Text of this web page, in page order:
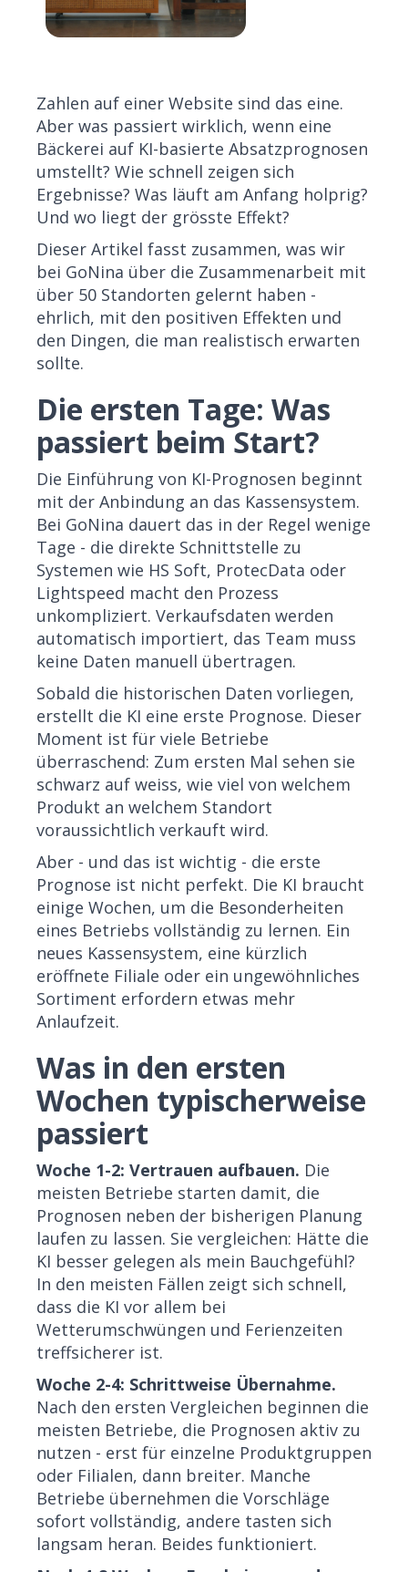
Zahlen auf einer Website sind das eine.
Aber was passiert wirklich, wenn eine
Bäckerei auf KI-basierte Absatzprognosen
umstellt? Wie schnell zeigen sich
Ergebnisse? Was läuft am Anfang holprig?
Und wo liegt der grösste Effekt?
Dieser Artikel fasst zusammen, was wir
bei GoNina über die Zusammenarbeit mit
über 50 Standorten gelernt haben -
ehrlich, mit den positiven Effekten und
den Dingen, die man realistisch erwarten
sollte.
Die ersten Tage: Was
passiert beim Start?
Die Einführung von KI-Prognosen beginnt
mit der Anbindung an das Kassensystem.
Bei GoNina dauert das in der Regel wenige
Tage - die direkte Schnittstelle zu
Systemen wie HS Soft, ProtecData oder
Lightspeed macht den Prozess
unkompliziert. Verkaufsdaten werden
automatisch importiert, das Team muss
keine Daten manuell übertragen.
Sobald die historischen Daten vorliegen,
erstellt die KI eine erste Prognose. Dieser
Moment ist für viele Betriebe
überraschend: Zum ersten Mal sehen sie
schwarz auf weiss, wie viel von welchem
Produkt an welchem Standort
voraussichtlich verkauft wird.
Aber - und das ist wichtig - die erste
Prognose ist nicht perfekt. Die KI braucht
einige Wochen, um die Besonderheiten
eines Betriebs vollständig zu lernen. Ein
neues Kassensystem, eine kürzlich
eröffnete Filiale oder ein ungewöhnliches
Sortiment erfordern etwas mehr
Anlaufzeit.
Was in den ersten
Wochen typischerweise
passiert
Woche 1-2: Vertrauen aufbauen. Die
meisten Betriebe starten damit, die
Prognosen neben der bisherigen Planung
laufen zu lassen. Sie vergleichen: Hätte die
KI besser gelegen als mein Bauchgefühl?
In den meisten Fällen zeigt sich schnell,
dass die KI vor allem bei
Wetterumschwüngen und Ferienzeiten
treffsicherer ist.
Woche 2-4: Schrittweise Übernahme.
Nach den ersten Vergleichen beginnen die
meisten Betriebe, die Prognosen aktiv zu
nutzen - erst für einzelne Produktgruppen
oder Filialen, dann breiter. Manche
Betriebe übernehmen die Vorschläge
sofort vollständig, andere tasten sich
langsam heran. Beides funktioniert.